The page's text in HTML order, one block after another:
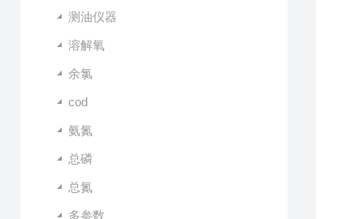
测油仪器
溶解氧
余氯
cod
氨氮
总磷
总氮
多参数